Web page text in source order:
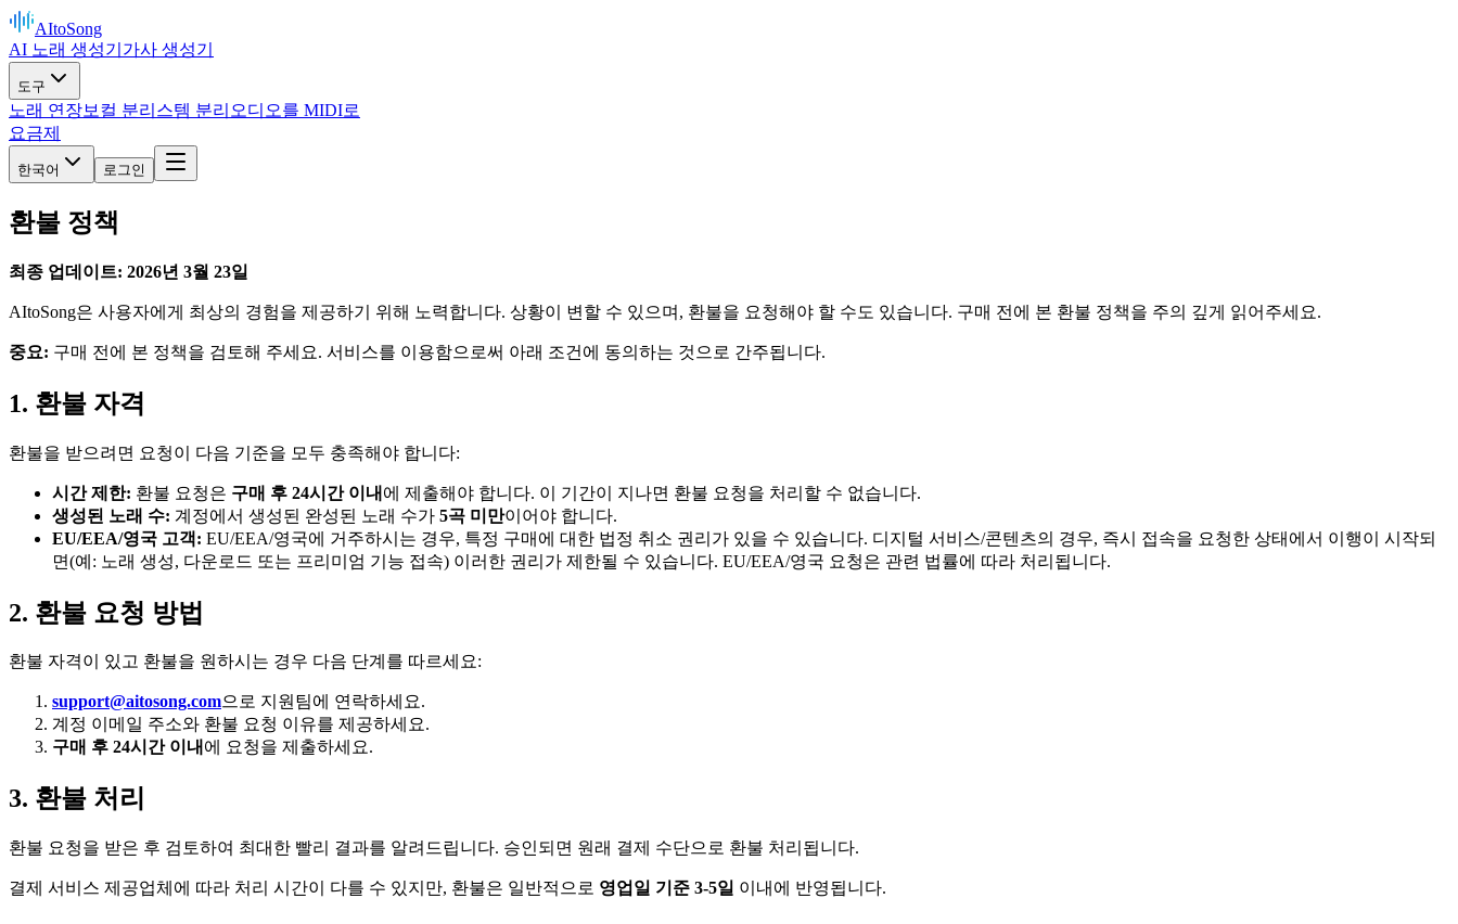
AItoSong
AI 노래 생성기 가사 생성기
도구
노래 연장보컬 분리 스템 분리 오디오를 MIDI로
요금제
한국어 로그인
환불 정책
최종 업데이트: 2026년 3월 23일
AItoSong은 사용자에게 최상의 경험을 제공하기 위해 노력합니다. 상황이 변할 수 있으며, 환불을 요청해야 할 수도 있습니다. 구매 전에 본 환불 정책을 주의 깊게 읽어주세요.
중요: 구매 전에 본 정책을 검토해 주세요. 서비스를 이용함으로써 아래 조건에 동의하는 것으로 간주됩니다.
1. 환불 자격
환불을 받으려면 요청이 다음 기준을 모두 충족해야 합니다:
시간 제한: 환불 요청은 구매 후 24시간 이내 에 제출해야 합니다. 이 기간이 지나면 환불 요청을 처리할 수 없습니다.
생성된 노래 수: 계정에서 생성된 완성된 노래 수가 5곡 미만이어야 합니다.
EU/EEA/영국 고객: EU/EEA/영국에 거주하시는 경우, 특정 구매에 대한 법정 취소 권리가 있을 수 있습니다. 디지털 서비스/콘텐츠의 경우, 즉시 접속을 요청한 상태에서 이행이 시작되
면(예: 노래 생성, 다운로드 또는 프리미엄 기능 접속) 이러한 권리가 제한될 수 있습니다. EU/EEA/영국 요청은 관련 법률에 따라 처리됩니다.
2. 환불 요청 방법
환불 자격이 있고 환불을 원하시는 경우 다음 단계를 따르세요:
support@aitosong.com으로 지원팀에 연락하세요.
계정 이메일 주소와 환불 요청 이유를 제공하세요.
구매 후 24시간 이내 에 요청을 제출하세요.
3. 환불 처리
환불 요청을 받은 후 검토하여 최대한 빨리 결과를 알려드립니다. 승인되면 원래 결제 수단으로 환불 처리됩니다.
결제 서비스 제공업체에 따라 처리 시간이 다를 수 있지만, 환불은 일반적으로 영업일 기준 3-5일 이내에 반영됩니다.